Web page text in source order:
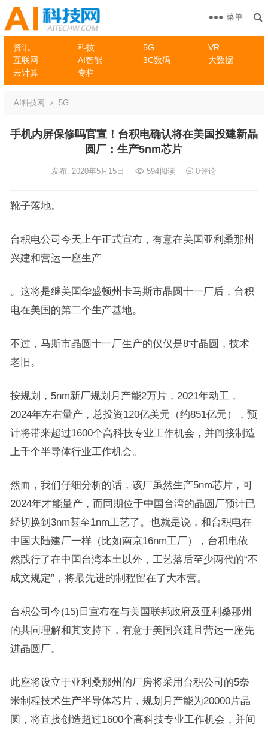
资讯 科技 5G
VR
互联网
AI智能 3C数码
大数据
云计算
专栏
菜单
AI科技网 5G
手机内屏保修吗官宣！台积电确认将在美国投建新晶
圆厂：生产5nm芯片
发布: 2020年5月15日 594阅读 0评论
靴子落地。
台积电公司今天上午正式宣布，有意在美国亚利桑那州
兴建和营运一座生产
。这将是继美国华盛顿州卡马斯市晶圆十一厂后，台积
电在美国的第二个生产基地。
不过，马斯市晶圆十一厂生产的仅仅是8寸晶圆，技术
老旧。
按规划，5nm新厂规划月产能2万片，2021年动工，
2024年左右量产，总投资120亿美元（约851亿元），预
计将带来超过1600个高科技专业工作机会，并间接制造
上千个半导体行业工作机会。
然而，我们仔细分析的话，该厂虽然生产5nm芯片，可
2024年才能量产，而同期位于中国台湾的晶圆厂预计已
经切换到3nm甚至1nm工艺了。也就是说，和台积电在
中国大陆建厂一样（比如南京16nm工厂），台积电依
然践行了在中国台湾本土以外，工艺落后至少两代的“不
成文规定”，将最先进的制程留在了大本营。
台积公司今(15)日宣布在与美国联邦政府及亚利桑那州
的共同理解和其支持下，有意于美国兴建且营运一座先
进晶圆厂。
此座将设立于亚利桑那州的厂房将采用台积公司的5奈
米制程技术生产半导体芯片，规划月产能为20000片晶
圆，将直接创造超过1600个高科技专业工作机会，并间